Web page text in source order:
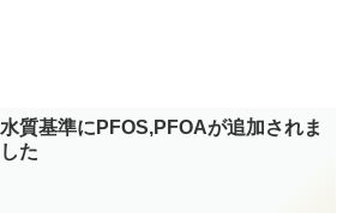
水質基準にPFOS,PFOAが追加されま
した